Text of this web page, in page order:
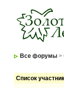
Все форумы >
Список